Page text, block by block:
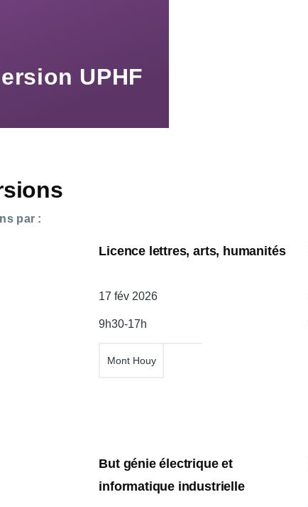
UPHF
par :
Licence lettres, arts, humanités
Date
17 fév 2026
9h30-17h
Mont Houy
But génie électrique et
informatique industrielle